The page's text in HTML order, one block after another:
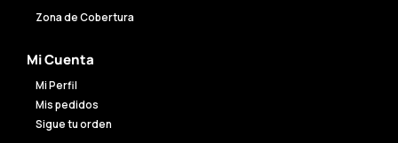
Zona de Cobertura
Mi Cuenta
Mi Perfil
Mis pedidos
Sigue tu orden